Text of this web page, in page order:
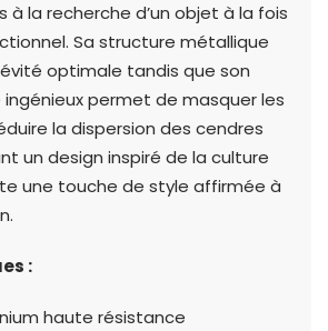
à la recherche d’un objet à la fois
Sa structure métallique
optimale tandis que son
permet de masquer les
la dispersion des cendres
un design inspiré de la culture
une touche de style affirmée à
:
haute résistance